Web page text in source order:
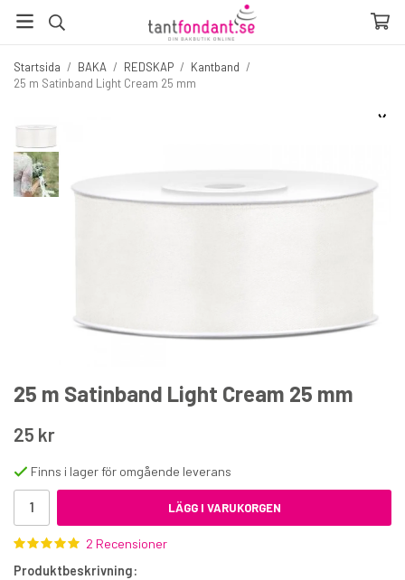
Startsida / BAKA / REDSKAP / Kantband /
25 m Satinband Light Cream 25 mm
☓
25 m Satinband Light Cream 25 mm
25 kr
Finns i lager för omgående leverans
LÄGG I VARUKORGEN
2 Recensioner
Produktbeskrivning: